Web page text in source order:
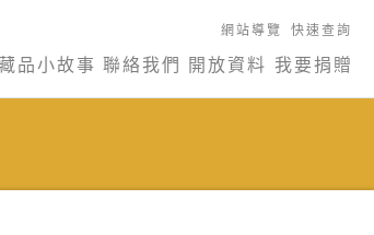
網站導覽 快速查詢
品小故事 聯絡我們 開放資料 我要捐贈